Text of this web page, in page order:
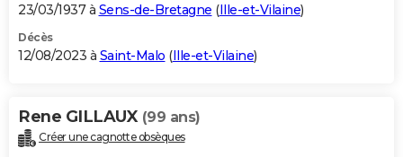
23/03/1937 à Sens-de-Bretagne (Ille-et-Vilaine)
Décès
12/08/2023 à Saint-Malo (Ille-et-Vilaine)
Rene GILLAUX (99 ans)
Créer une cagnotte obsèques